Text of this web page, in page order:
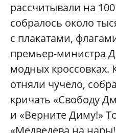
рассчитывали на
собралось около
с плакатами,
премьер-министра
модных кроссовках.
отняли чучело,
кричать «Свободу
и «Верните Диму!»